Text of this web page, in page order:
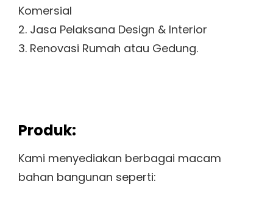
Komersial
2. Jasa Pelaksana Design & Interior
3. Renovasi Rumah atau Gedung.
Produk:
Kami menyediakan berbagai macam
bahan bangunan seperti: